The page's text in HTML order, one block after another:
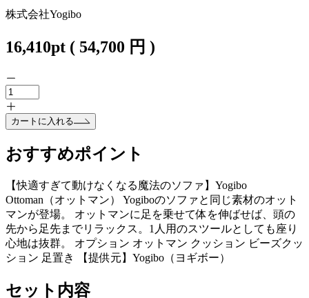
株式会社Yogibo
16,410pt ( 54,700 円 )
カートに入れる
おすすめポイント
【快適すぎて動けなくなる魔法のソファ】Yogibo
Ottoman（オットマン） Yogiboのソファと同じ素材のオット
マンが登場。 オットマンに足を乗せて体を伸ばせば、頭の
先から足先までリラックス。1人用のスツールとしても座り
心地は抜群。 オプション オットマン クッション ビーズクッ
ション 足置き 【提供元】Yogibo（ヨギボー）
セット内容